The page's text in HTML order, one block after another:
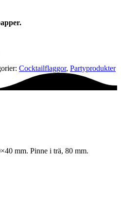
Cocktail­flaggor, Party­­produkter
mm. Pinne i trä, 80 mm.